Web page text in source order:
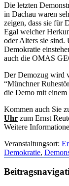
Die letzten
in Dachau waren
zeigen, dass sie für
Egal welcher
oder Alters sie sind.
Demokratie
auch die OMAS
Der Demozug wird
“Münchner
die Demo mit einem
Kommen auch Sie
Uhr zum Ernst
Weitere
Veranstaltungsort:
Demokratie,